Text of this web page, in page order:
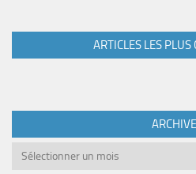
ARTICLES LES
Archives